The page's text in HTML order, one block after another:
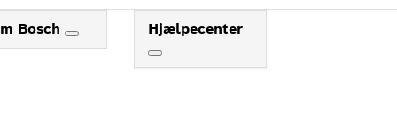
Bosch Hjælpecenter